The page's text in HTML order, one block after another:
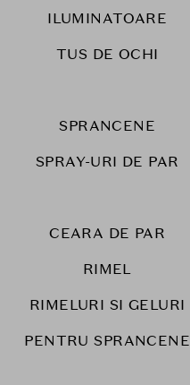
ILUMINATOARE
TUS DE OCHI
SPRANCENE
SPRAY-URI DE PAR
CEARA DE PAR
RIMEL
RIMELURI SI GELURI
PENTRU SPRANCENE